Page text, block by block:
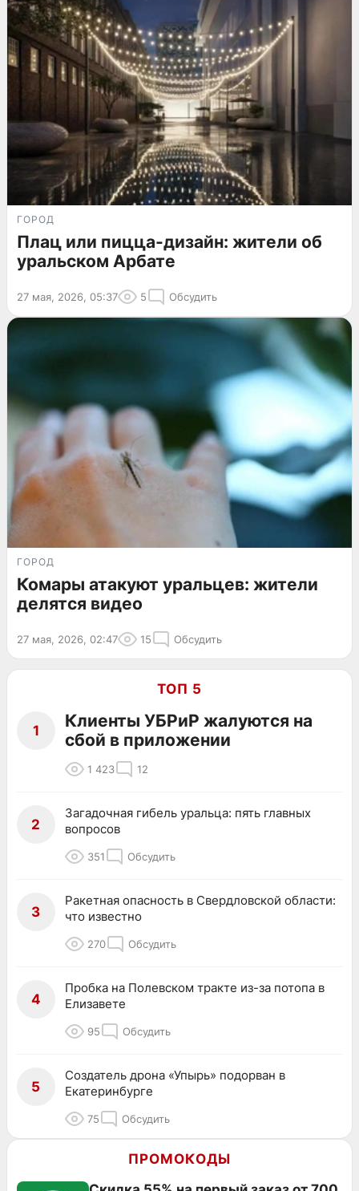
ГОРОД
Плац или пицца-дизайн: жители об
уральском Арбате
27 мая, 2026, 05:37 5 Обсудить
ГОРОД
Комары атакуют уральцев: жители
делятся видео
27 мая, 2026, 02:47 15 Обсудить
ТОП 5
1
Клиенты УБРиР жалуются на
сбой в приложении
1 423 12
2
Загадочная гибель уральца: пять главных
вопросов
351 Обсудить
3
Ракетная опасность в Свердловской области:
что известно
270 Обсудить
4
Пробка на Полевском тракте из-за потопа в
Елизавете
95 Обсудить
5
Создатель дрона «Упырь» подорван в
Екатеринбурге
75 Обсудить
ПРОМОКОДЫ